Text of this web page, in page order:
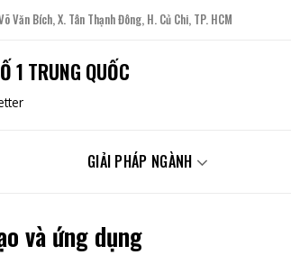
Văn Bích, X. Tân Thạnh Đông, H. Củ Chi, TP. HCM
1 TRUNG QUỐC
GIẢI PHÁP NGÀNH
và ứng dụng